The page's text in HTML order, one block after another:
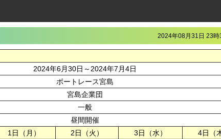
2024年08月31日 23時
2024年6月30日～2024年7月4日
ボートレース宮島
宮島企業団
一般
昼間開催
1日（月） 2日（火） 3日（水）
4日（